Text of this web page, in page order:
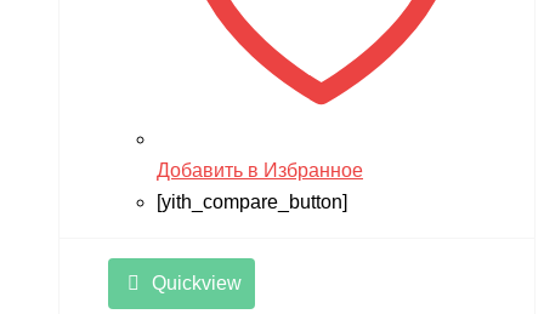
Добавить в Избранное
[yith_compare_button]
Quickview